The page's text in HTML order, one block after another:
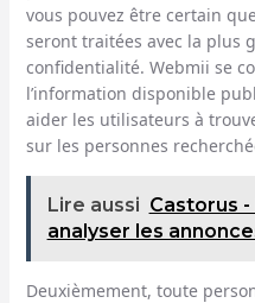
vous pouvez être certain
seront traitées avec la plus
confidentialité. Webmii se
l’information disponible
aider les utilisateurs à
sur les personnes
Lire aussi Castorus
analyser les
Deuxièmement, toute